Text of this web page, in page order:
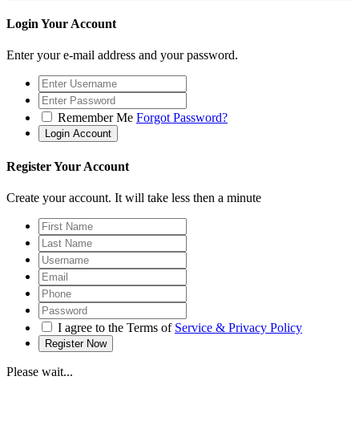
Login Your Account
Enter your e-mail address and your password.
Remember Me Forgot Password?
Register Your Account
Create your account. It will take less then a minute
I agree to the Terms of Service & Privacy Policy
Please wait...